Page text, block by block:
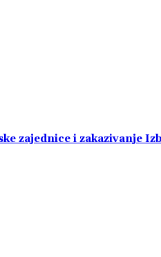
zajednice i zakazivanje